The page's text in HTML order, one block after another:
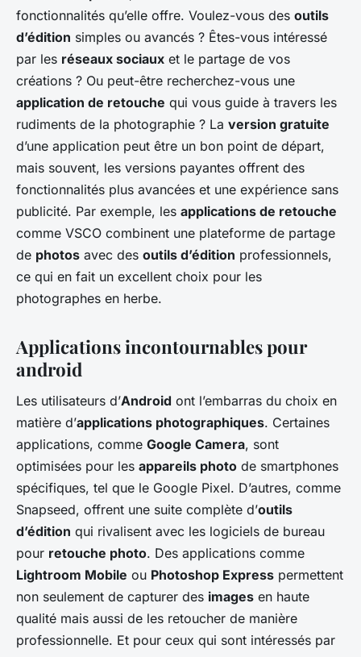
fonctionnalités qu’elle offre. Voulez-vous des outils
d’édition simples ou avancés ? Êtes-vous intéressé
par les réseaux sociaux et le partage de vos
créations ? Ou peut-être recherchez-vous une
application de retouche qui vous guide à travers les
rudiments de la photographie ? La version gratuite
d’une application peut être un bon point de départ,
mais souvent, les versions payantes offrent des
fonctionnalités plus avancées et une expérience sans
publicité. Par exemple, les applications de retouche
comme VSCO combinent une plateforme de partage
de photos avec des outils d’édition professionnels,
ce qui en fait un excellent choix pour les
photographes en herbe.
Applications incontournables pour
android
Les utilisateurs d’Android ont l’embarras du choix en
matière d’applications photographiques. Certaines
applications, comme Google Camera, sont
optimisées pour les appareils photo de smartphones
spécifiques, tel que le Google Pixel. D’autres, comme
Snapseed, offrent une suite complète d’outils
d’édition qui rivalisent avec les logiciels de bureau
pour retouche photo. Des applications comme
Lightroom Mobile ou Photoshop Express permettent
non seulement de capturer des images en haute
qualité mais aussi de les retoucher de manière
professionnelle. Et pour ceux qui sont intéressés par